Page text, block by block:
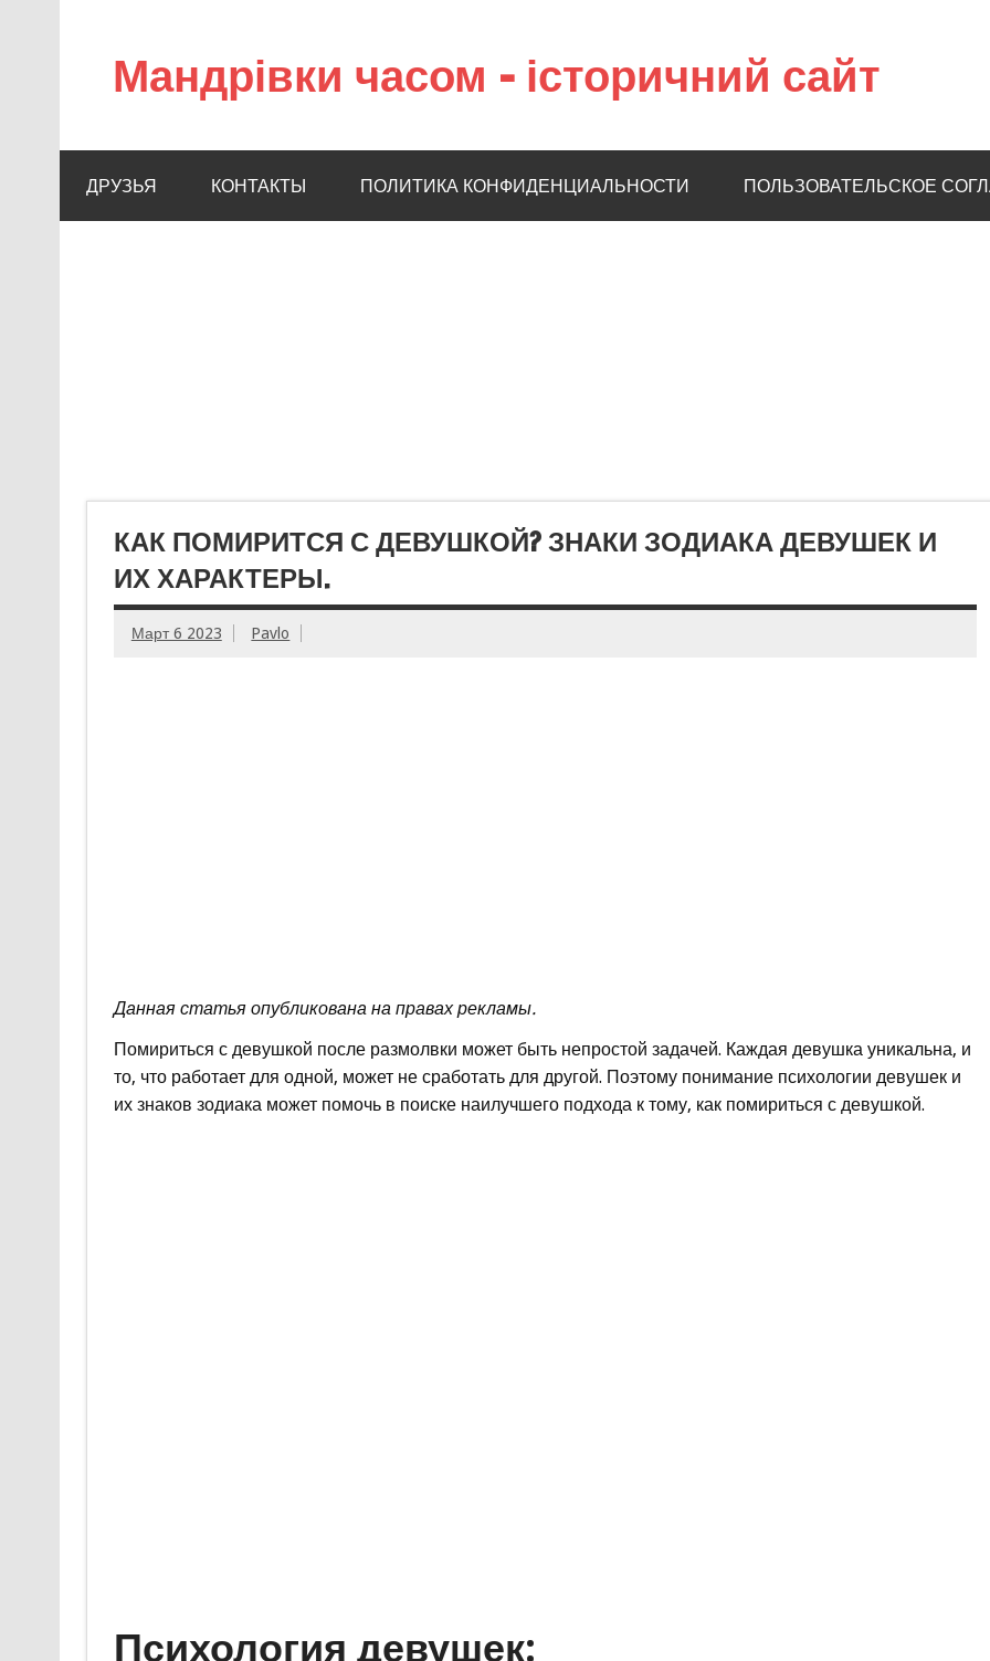
Мандрівки часом – історичний сайт
ДРУЗЬЯ КОНТАКТЫ ПОЛИТИКА КОНФИДЕНЦИАЛЬНОСТИ ПОЛЬЗОВАТЕЛЬСКОЕ
КАК ПОМИРИТСЯ С ДЕВУШКОЙ? ЗНАКИ ЗОДИАКА ДЕВУШЕК И
ИХ ХАРАКТЕРЫ.
Март 6 2023 Pavlo
Данная статья опубликована на правах рекламы.
Помириться с девушкой после размолвки может быть непростой задачей. Каждая девушка уникальна, и
то, что работает для одной, может не сработать для другой. Поэтому понимание психологии девушек и
их знаков зодиака может помочь в поиске наилучшего подхода к тому, как помириться с девушкой.
Психология девушек: